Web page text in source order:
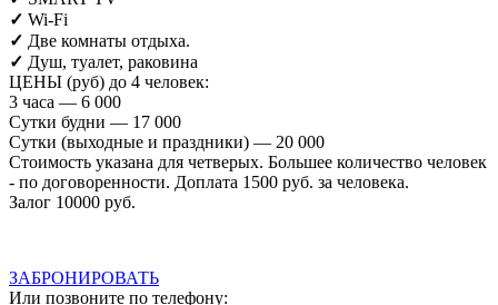
✓ Wi-Fi
✓ Две комнаты отдыха.
✓ Душ, туалет, раковина
ЦЕНЫ (руб) до 4 человек:
3 часа — 6 000
Сутки будни — 17 000
Сутки (выходные и праздники) — 20 000
Стоимость указана для четверых. Большее количество человек
- по договоренности. Доплата 1500 руб. за человека.
Залог 10000 руб.
ЗАБРОНИРОВАТЬ
Или позвоните по телефону: